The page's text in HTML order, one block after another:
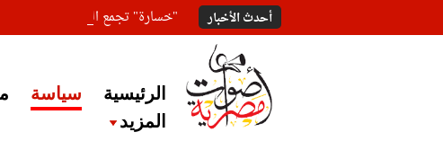
أحدث الأخبار "خسارة" تجمع المعلقين على خبر
الرئيسية سياسة
المزيد